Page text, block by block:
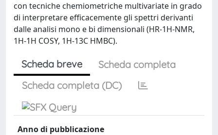
con tecniche chemiometriche multivariate in grado
di interpretare efficacemente gli spettri derivanti
dalle analisi mono e bi dimensionali (HR-1H-NMR,
1H-1H COSY, 1H-13C HMBC).
Scheda breve
Scheda completa
Scheda completa (DC)
Anno di pubblicazione